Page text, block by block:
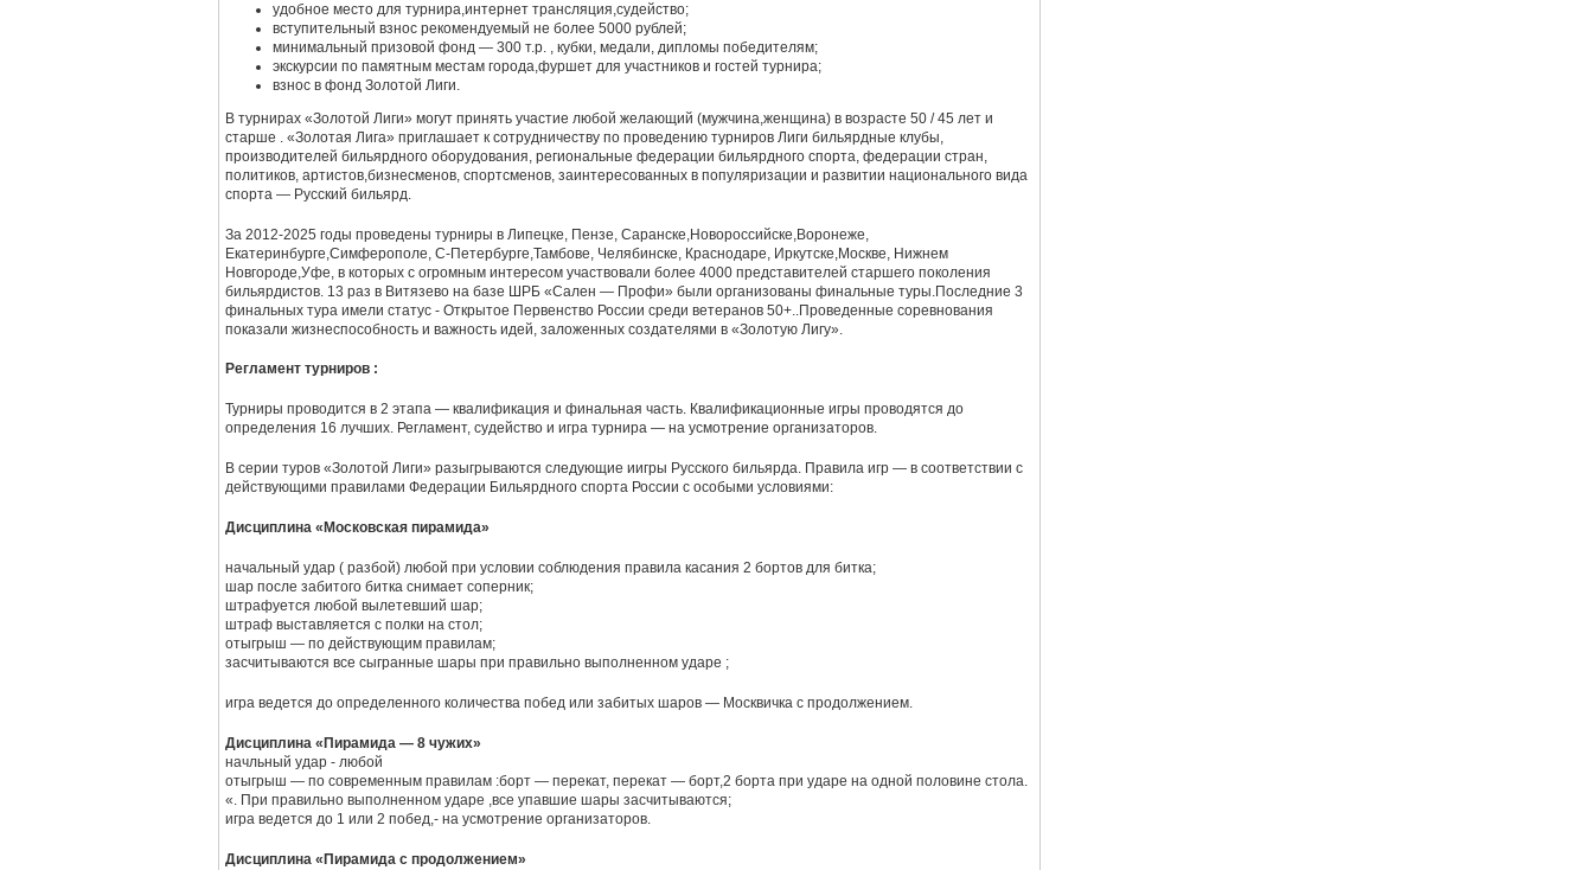
удобное место для турнира,интернет трансляция,судейство;
вступительный взнос рекомендуемый не более 5000 рублей;
минимальный призовой фонд — 300 т.р. , кубки, медали, дипломы победителям;
экскурсии по памятным местам города,фуршет для участников и гостей турнира;
взнос в фонд Золотой Лиги.
В турнирах «Золотой Лиги» могут принять участие любой желающий (мужчина,женщина) в возрасте 50 / 45 лет и
старше . «Золотая Лига» приглашает к сотрудничеству по проведению турниров Лиги бильярдные клубы,
производителей бильярдного оборудования, региональные федерации бильярдного спорта, федерации стран,
политиков, артистов,бизнесменов, спортсменов, заинтересованных в популяризации и развитии национального вида
спорта — Русский бильярд.
За 2012-2025 годы проведены турниры в Липецке, Пензе, Саранске,Новороссийске,Воронеже,
Екатеринбурге,Симферополе, С-Петербурге,Тамбове, Челябинске, Краснодаре, Иркутске,Москве, Нижнем
Новгороде,Уфе, в которых с огромным интересом участвовали более 4000 представителей старшего поколения
бильярдистов. 13 раз в Витязево на базе ШРБ «Сален — Профи» были организованы финальные туры.Последние 3
финальных тура имели статус - Открытое Первенство России среди ветеранов 50+..Проведенные соревнования
показали жизнеспособность и важность идей, заложенных создателями в «Золотую Лигу».
Регламент турниров :
Турниры проводится в 2 этапа — квалификация и финальная часть. Квалификационные игры проводятся до
определения 16 лучших. Регламент, судейство и игра турнира — на усмотрение организаторов.
В серии туров «Золотой Лиги» разыгрываются следующие иигры Русского бильярда. Правила игр — в соответствии с
действующими правилами Федерации Бильярдного спорта России с особыми условиями:
Дисциплина «Московская пирамида»
начальный удар ( разбой) любой при условии соблюдения правила касания 2 бортов для битка;
шар после забитого битка снимает соперник;
штрафуется любой вылетевший шар;
штраф выставляется с полки на стол;
отыгрыш — по действующим правилам;
засчитываются все сыгранные шары при правильно выполненном ударе ;
игра ведется до определенного количества побед или забитых шаров — Москвичка с продолжением.
Дисциплина «Пирамида — 8 чужих»
начльный удар - любой
отыгрыш — по современным правилам :борт — перекат, перекат — борт,2 борта при ударе на одной половине стола.
«. При правильно выполненном ударе ,все упавшие шары засчитываются;
игра ведется до 1 или 2 побед,- на усмотрение организаторов.
Дисциплина «Пирамида с продолжением»